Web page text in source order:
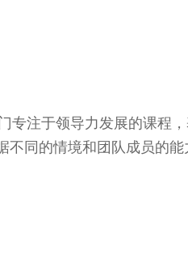
专注于领导力发展的课程
不同的情境和团队成员的